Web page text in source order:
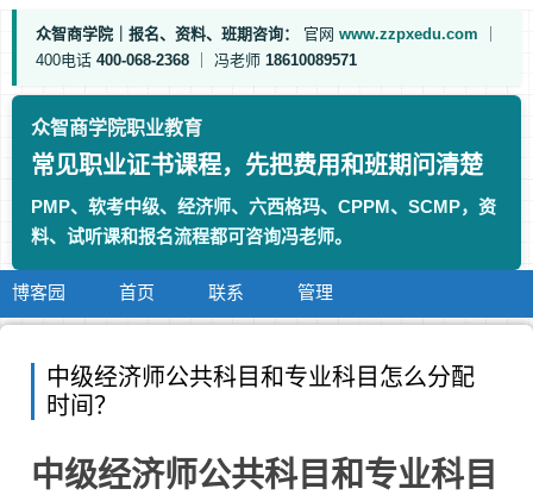
众智商学院｜报名、资料、班期咨询： 官网 www.zzpxedu.com
400电话 400-068-2368 冯老师 18610089571
众智商学院职业教育
常见职业证书课程，先把费用和班期问清楚
PMP、软考中级、经济师、六西格玛、CPPM、SCMP，资
料、试听课和报名流程都可咨询冯老师。
博客园 首页 联系 管理
中级经济师公共科目和专业科目怎么分配
时间？
中级经济师公共科目和专业科目